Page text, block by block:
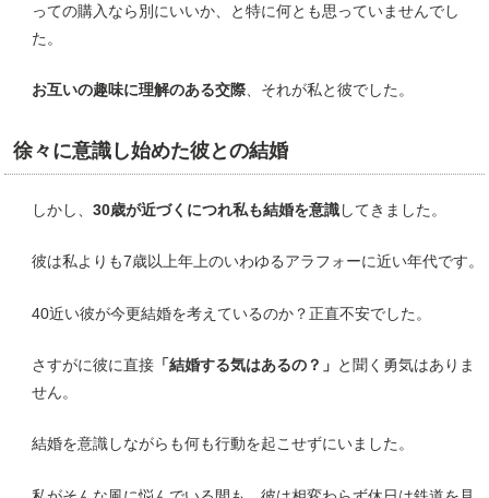
っての購入なら別にいいか、と特に何とも思っていませんでし
た。
お互いの趣味に理解のある交際、それが私と彼でした。
徐々に意識し始めた彼との結婚
しかし、 30歳が近づくにつれ私も結婚を意識してきました。
彼は私よりも7歳以上年上のいわゆるアラフォーに近い年代です。
40近い彼が今更結婚を考えているのか？正直不安でした。
さすがに彼に直接 「結婚する気はあるの？」 と聞く勇気はありま
せん。
結婚を意識しながらも何も行動を起こせずにいました。